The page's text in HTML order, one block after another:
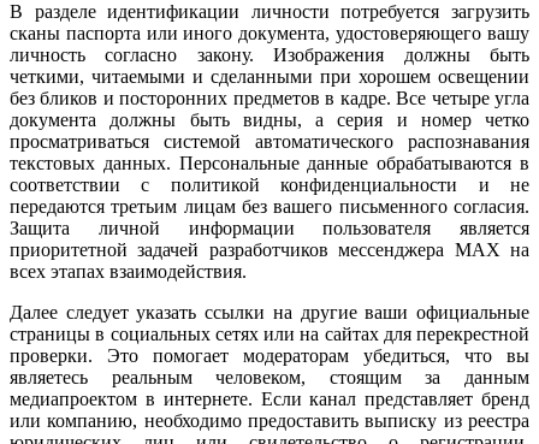
В разделе идентификации личности потребуется загрузить
сканы паспорта или иного документа, удостоверяющего вашу
личность согласно закону. Изображения должны быть
четкими, читаемыми и сделанными при хорошем освещении
без бликов и посторонних предметов в кадре. Все четыре угла
документа должны быть видны, а серия и номер четко
просматриваться системой автоматического распознавания
текстовых данных. Персональные данные обрабатываются в
соответствии с политикой конфиденциальности и не
передаются третьим лицам без вашего письменного согласия.
Защита личной информации пользователя является
приоритетной задачей разработчиков мессенджера MAX на
всех этапах взаимодействия.
Далее следует указать ссылки на другие ваши официальные
страницы в социальных сетях или на сайтах для перекрестной
проверки. Это помогает модераторам убедиться, что вы
являетесь реальным человеком, стоящим за данным
медиапроектом в интернете. Если канал представляет бренд
или компанию, необходимо предоставить выписку из реестра